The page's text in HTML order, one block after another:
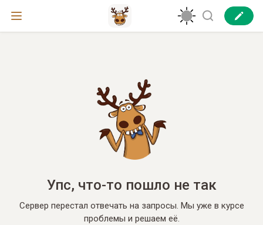
Упс, что-то пошло не так
Сервер перестал отвечать на запросы. Мы уже в курсе
проблемы и решаем её.